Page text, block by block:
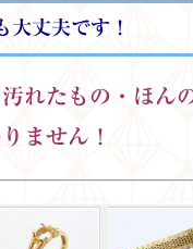
大丈夫です！
れたもの・ほん
ません！